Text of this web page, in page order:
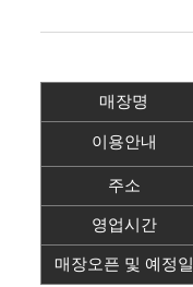
매장명
이용안내
주소
영업시간
매장오픈 및 예정일